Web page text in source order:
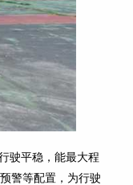
驶平稳，能最大程
警等配置，为行驶